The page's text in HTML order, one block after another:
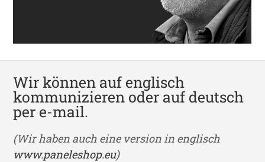
Wir können auf englisch
kommunizieren oder auf deutsch
per e-mail.
(Wir haben auch eine version in englisch
www.paneleshop.eu)